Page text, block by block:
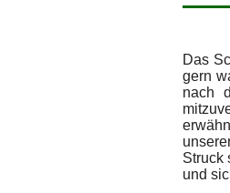
Das
gern
nach
Struck
und